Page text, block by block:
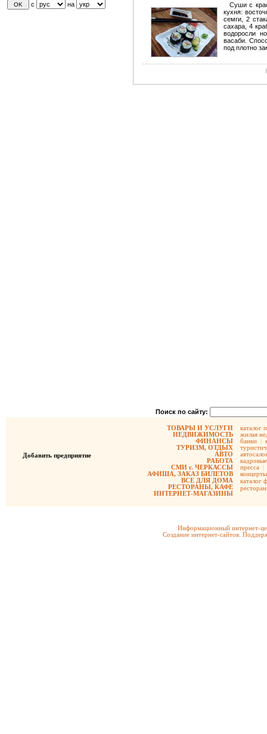
с на
Суши с
кухня:
семги, 2
сахара, 4
водоросли
васаби.
под плотно
Поиск по сайту:
Добавить предприятие
ТОВАРЫ И УСЛУГИ
НЕДВИЖИМОСТЬ
ФИНАНСЫ
ТУРИЗМ, ОТДЫХ
АВТО
РАБОТА
СМИ г. ЧЕРКАССЫ
АФИША, ЗАКАЗ БИЛЕТОВ
ВСЕ ДЛЯ ДОМА
РЕСТОРАНЫ, КАФЕ
ИНТЕРНЕТ-МАГАЗИНЫ
каталог
жилая
банки |
пресса |
концерты
каталог
Информационный интернет-
Создание интернет-сайтов.